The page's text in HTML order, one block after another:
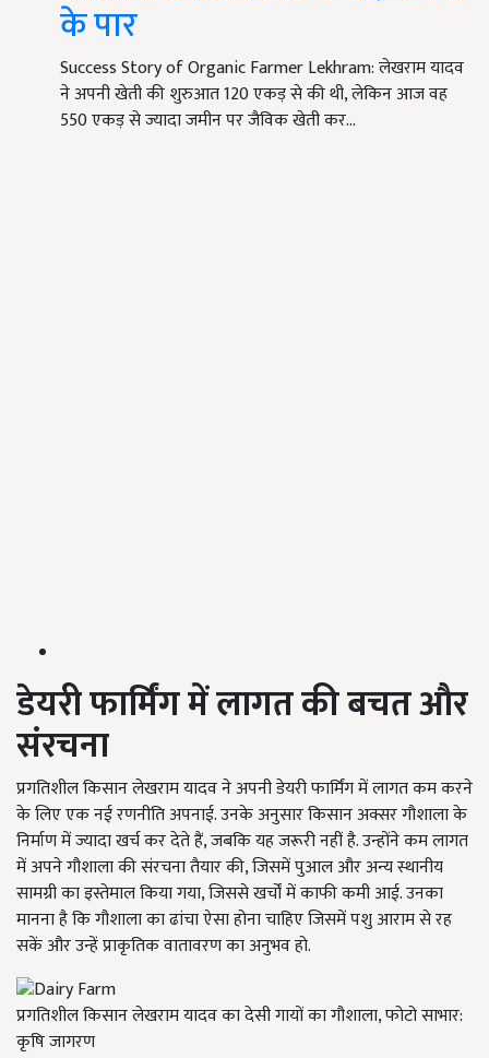
के पार
Success Story of Organic Farmer Lekhram: लेखराम यादव
ने अपनी खेती की शुरुआत 120 एकड़ से की थी, लेकिन आज वह
550 एकड़ से ज्यादा जमीन पर जैविक खेती कर…
डेयरी फार्मिंग में लागत की बचत और
संरचना
प्रगतिशील किसान लेखराम यादव ने अपनी डेयरी फार्मिंग में लागत कम करने
के लिए एक नई रणनीति अपनाई. उनके अनुसार किसान अक्सर गौशाला के
निर्माण में ज्यादा खर्च कर देते हैं, जबकि यह जरूरी नहीं है. उन्होंने कम लागत
में अपने गौशाला की संरचना तैयार की, जिसमें पुआल और अन्य स्थानीय
सामग्री का इस्तेमाल किया गया, जिससे खर्चों में काफी कमी आई. उनका
मानना है कि गौशाला का ढांचा ऐसा होना चाहिए जिसमें पशु आराम से रह
सकें और उन्हें प्राकृतिक वातावरण का अनुभव हो.
प्रगतिशील किसान लेखराम यादव का देसी गायों का गौशाला, फोटो साभार:
कृषि जागरण